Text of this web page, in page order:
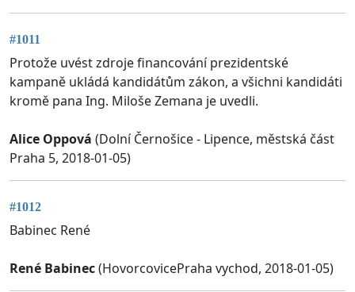
#1011
Protože uvést zdroje financování prezidentské
kampaně ukládá kandidátům zákon, a všichni kandidáti
kromě pana Ing. Miloše Zemana je uvedli.
Alice Oppová (Dolní Černošice - Lipence, městská část
Praha 5, 2018-01-05)
#1012
Babinec René
René Babinec(HovorcovicePraha vychod, 2018-01-05)